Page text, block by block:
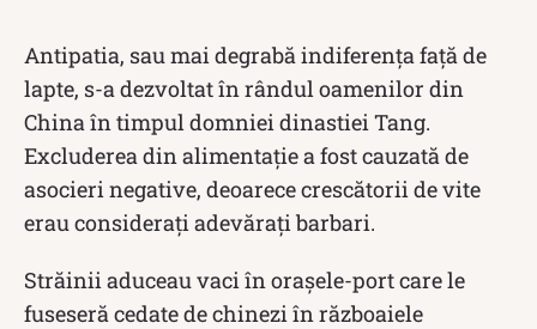
Antipatia, sau mai degrabă indiferența față de
lapte, s-a dezvoltat în rândul oamenilor din
China în timpul domniei dinastiei Tang.
Excluderea din alimentație a fost cauzată de
asocieri negative, deoarece crescătorii de vite
erau considerați adevărați barbari.
Străinii aduceau vaci în orașele-port care le
fuseseră cedate de chinezi în războaiele